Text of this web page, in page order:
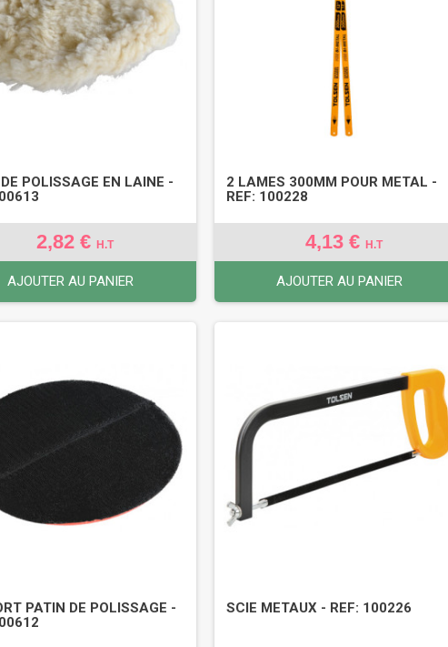
POLISSAGE EN LAINE -
2,82 € H.T
AJOUTER AU PANIER
2 LAMES 300MM POUR METAL -
REF: 100228
4,13 €H.T
AJOUTER AU PANIER
PATIN DE POLISSAGE -
SCIE METAUX - REF: 100226